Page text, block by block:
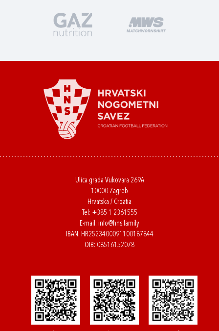
Ulica grada Vukovara 269A
10000 Zagreb
Hrvatska / Croatia
Tel: +385 1 2361555
E-mail: info@hns.family
IBAN: HR2523400091100187844
OIB: 08516152078